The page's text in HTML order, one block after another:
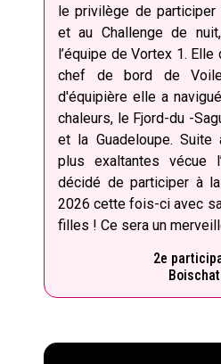
le privilège de participer
et au Challenge de
l’équipe de Vortex 1.
chef de bord de
d'équipière elle a
chaleurs, le Fjord-du -
et la Guadeloupe. Suite
plus exaltantes vécue
décidé de participer à
2026 cette fois-ci avec
filles ! Ce sera un
2e